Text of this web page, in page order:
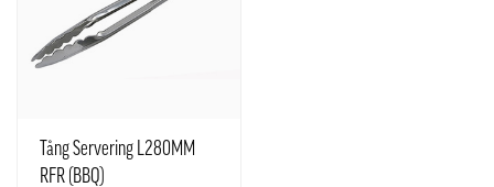
Tång Servering L280MM
RFR (BBQ)